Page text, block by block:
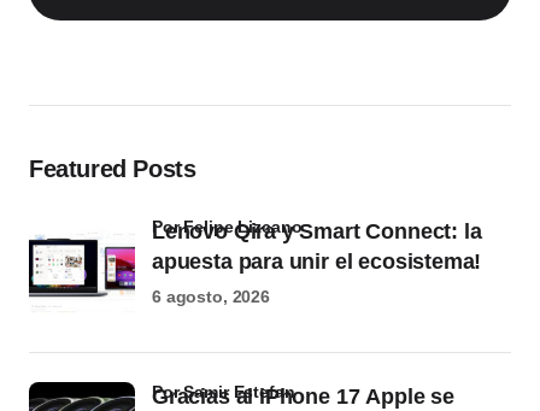
Featured Posts
Lenovo Qira y Smart Connect: la
apuesta para unir el ecosistema!
por Felipe Lizcano
6 agosto, 2026
Gracias al iPhone 17 Apple se
por Samir Estefan